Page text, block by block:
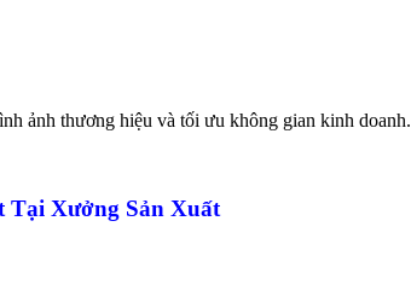
ảnh thương hiệu và tối ưu không gian kinh doanh.
Xưởng Sản Xuất